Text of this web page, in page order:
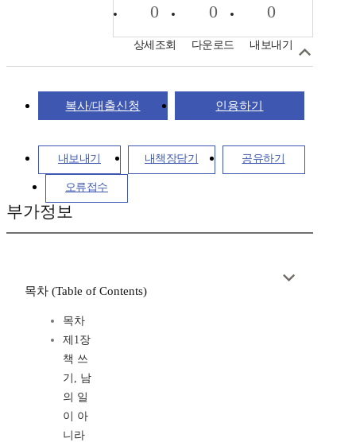
0
상세조회
0
다운로드
0
내보내기
복사/대출신청 인용하기
내보내기 내책장담기 공유하기
오류접수
부가정보
목차 (Table of Contents)
목차
제1장
책 쓰
기, 남
의 일
이 아
니라